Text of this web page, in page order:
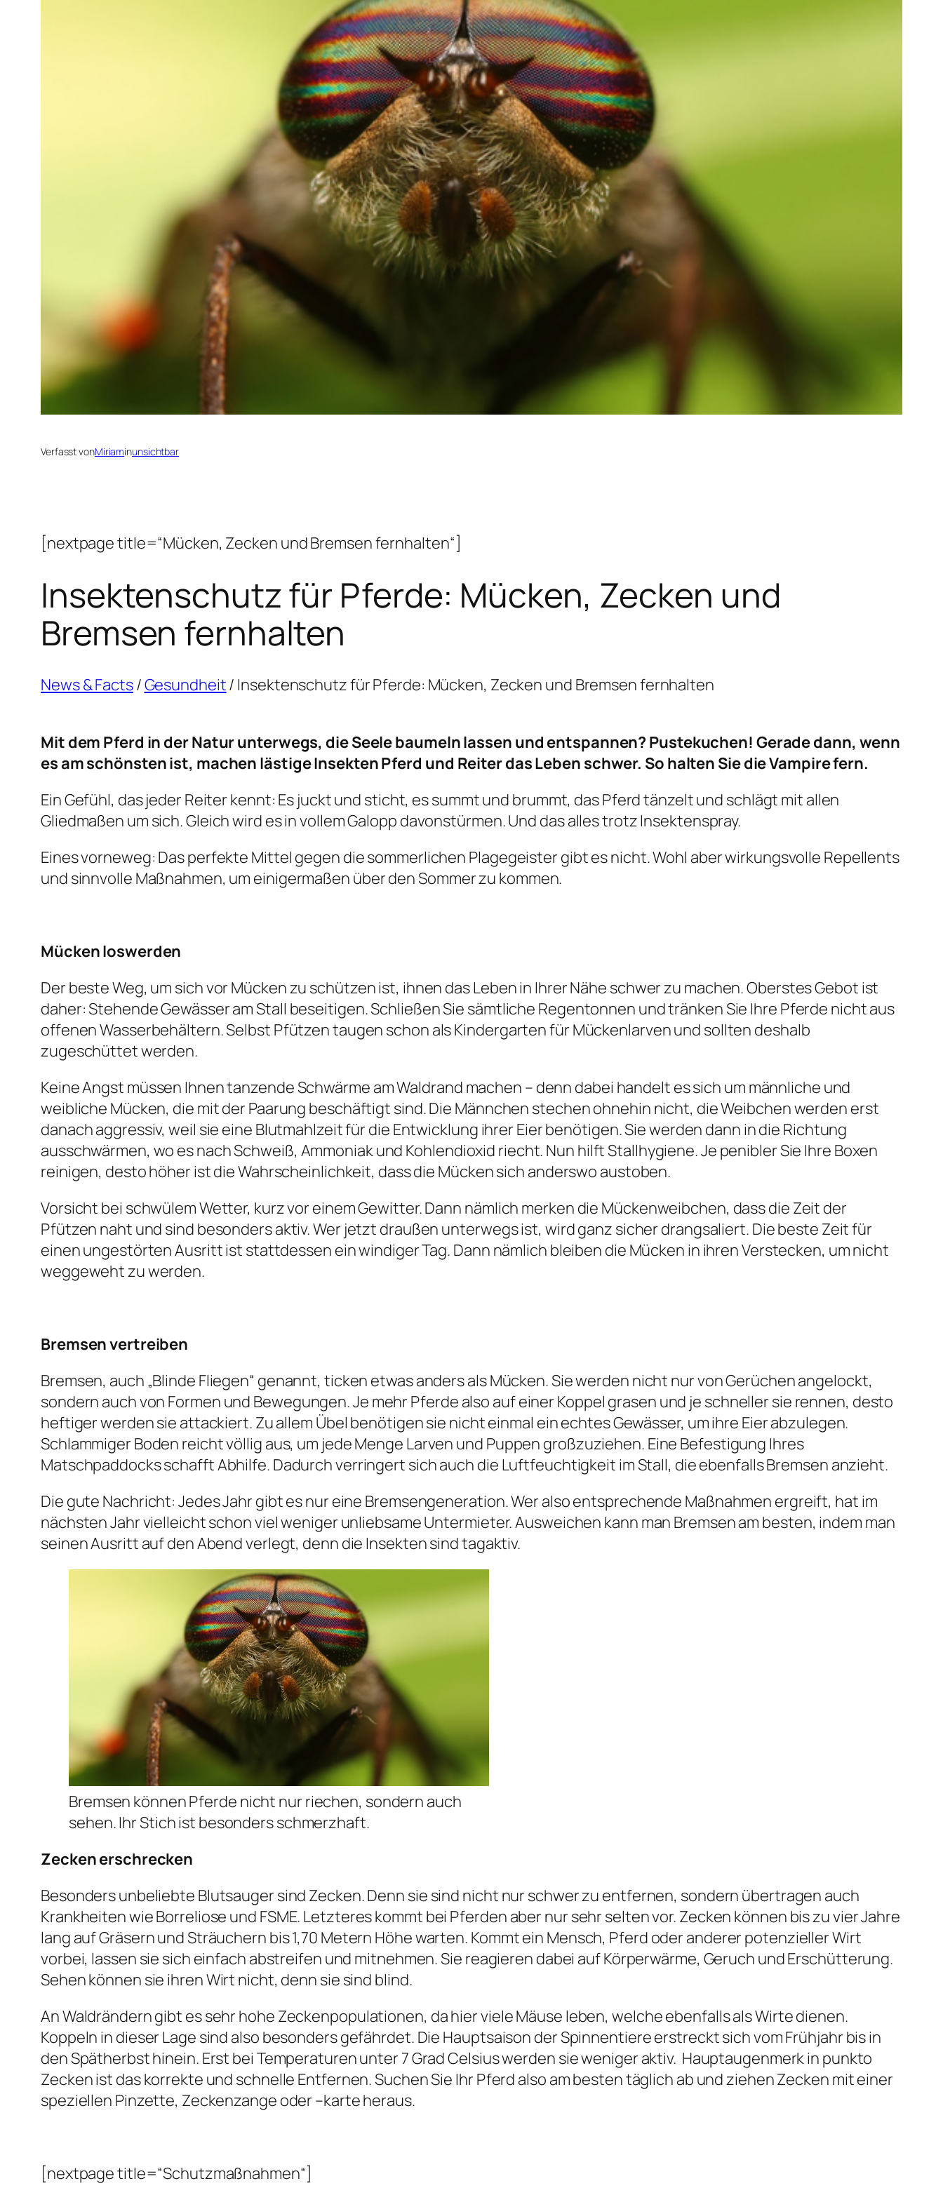
Verfasst vonMiriaminunsichtbar
[nextpage title=“Mücken, Zecken und Bremsen fernhalten“]
Insektenschutz für Pferde: Mücken, Zecken und
Bremsen fernhalten
News & Facts/Gesundheit/ Insektenschutz für Pferde: Mücken, Zecken und Bremsen fernhalten
Mit dem Pferd in der Natur unterwegs, die Seele baumeln lassen und entspannen? Pustekuchen! Gerade dann, wenn
es am schönsten ist, machen lästige Insekten Pferd und Reiter das Leben schwer. So halten Sie die Vampire fern.
Ein Gefühl, das jeder Reiter kennt: Es juckt und sticht, es summt und brummt, das Pferd tänzelt und schlägt mit allen
Gliedmaßen um sich. Gleich wird es in vollem Galopp davonstürmen. Und das alles trotz Insektenspray.
Eines vorneweg: Das perfekte Mittel gegen die sommerlichen Plagegeister gibt es nicht. Wohl aber wirkungsvolle Repellents
und sinnvolle Maßnahmen, um einigermaßen über den Sommer zu kommen.
Mücken loswerden
Der beste Weg, um sich vor Mücken zu schützen ist, ihnen das Leben in Ihrer Nähe schwer zu machen. Oberstes Gebot ist
daher: Stehende Gewässer am Stall beseitigen. Schließen Sie sämtliche Regentonnen und tränken Sie Ihre Pferde nicht aus
offenen Wasserbehältern. Selbst Pfützen taugen schon als Kindergarten für Mückenlarven und sollten deshalb
zugeschüttet werden.
Keine Angst müssen Ihnen tanzende Schwärme am Waldrand machen – denn dabei handelt es sich um männliche und
weibliche Mücken, die mit der Paarung beschäftigt sind. Die Männchen stechen ohnehin nicht, die Weibchen werden erst
danach aggressiv, weil sie eine Blutmahlzeit für die Entwicklung ihrer Eier benötigen. Sie werden dann in die Richtung
ausschwärmen, wo es nach Schweiß, Ammoniak und Kohlendioxid riecht. Nun hilft Stallhygiene. Je penibler Sie Ihre Boxen
reinigen, desto höher ist die Wahrscheinlichkeit, dass die Mücken sich anderswo austoben.
Vorsicht bei schwülem Wetter, kurz vor einem Gewitter. Dann nämlich merken die Mückenweibchen, dass die Zeit der
Pfützen naht und sind besonders aktiv. Wer jetzt draußen unterwegs ist, wird ganz sicher drangsaliert. Die beste Zeit für
einen ungestörten Ausritt ist stattdessen ein windiger Tag. Dann nämlich bleiben die Mücken in ihren Verstecken, um nicht
weggeweht zu werden.
Bremsen vertreiben
Bremsen, auch „Blinde Fliegen“ genannt, ticken etwas anders als Mücken. Sie werden nicht nur von Gerüchen angelockt,
sondern auch von Formen und Bewegungen. Je mehr Pferde also auf einer Koppel grasen und je schneller sie rennen, desto
heftiger werden sie attackiert. Zu allem Übel benötigen sie nicht einmal ein echtes Gewässer, um ihre Eier abzulegen.
Schlammiger Boden reicht völlig aus, um jede Menge Larven und Puppen großzuziehen. Eine Befestigung Ihres
Matschpaddocks schafft Abhilfe. Dadurch verringert sich auch die Luftfeuchtigkeit im Stall, die ebenfalls Bremsen anzieht.
Die gute Nachricht: Jedes Jahr gibt es nur eine Bremsengeneration. Wer also entsprechende Maßnahmen ergreift, hat im
nächsten Jahr vielleicht schon viel weniger unliebsame Untermieter. Ausweichen kann man Bremsen am besten, indem man
seinen Ausritt auf den Abend verlegt, denn die Insekten sind tagaktiv.
Bremsen können Pferde nicht nur riechen, sondern auch
sehen. Ihr Stich ist besonders schmerzhaft.
Zecken erschrecken
Besonders unbeliebte Blutsauger sind Zecken. Denn sie sind nicht nur schwer zu entfernen, sondern übertragen auch
Krankheiten wie Borreliose und FSME. Letzteres kommt bei Pferden aber nur sehr selten vor. Zecken können bis zu vier Jahre
lang auf Gräsern und Sträuchern bis 1,70 Metern Höhe warten. Kommt ein Mensch, Pferd oder anderer potenzieller Wirt
vorbei, lassen sie sich einfach abstreifen und mitnehmen. Sie reagieren dabei auf Körperwärme, Geruch und Erschütterung.
Sehen können sie ihren Wirt nicht, denn sie sind blind.
An Waldrändern gibt es sehr hohe Zeckenpopulationen, da hier viele Mäuse leben, welche ebenfalls als Wirte dienen.
Koppeln in dieser Lage sind also besonders gefährdet. Die Hauptsaison der Spinnentiere erstreckt sich vom Frühjahr bis in
den Spätherbst hinein. Erst bei Temperaturen unter 7 Grad Celsius werden sie weniger aktiv. Hauptaugenmerk in punkto
Zecken ist das korrekte und schnelle Entfernen. Suchen Sie Ihr Pferd also am besten täglich ab und ziehen Zecken mit einer
speziellen Pinzette, Zeckenzange oder –karte heraus.
[nextpage title=“Schutzmaßnahmen“]